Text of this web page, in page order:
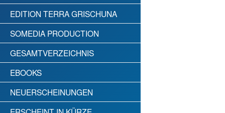
EDITION TERRA GRISCHUNA
SOMEDIA PRODUCTION
GESAMTVERZEICHNIS
EBOOKS
NEUERSCHEINUNGEN